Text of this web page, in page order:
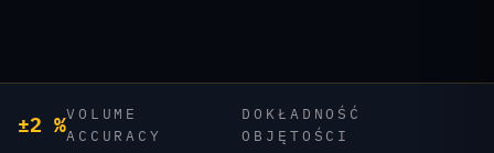
±2 %VOLUME
ACCURACY
DOKŁADNOŚĆ
OBJĘTOŚCI